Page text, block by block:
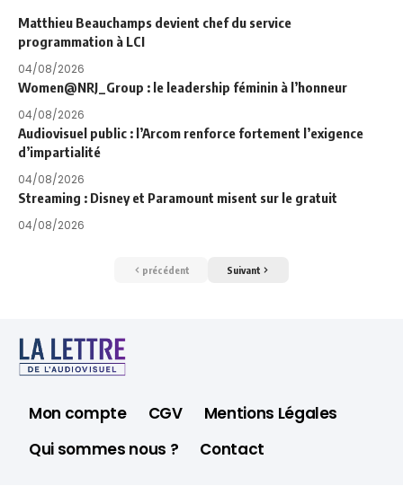
Matthieu Beauchamps devient chef du service
programmation à LCI
04/08/2026
Women@NRJ_Group : le leadership féminin à l’honneur
04/08/2026
Audiovisuel public : l’Arcom renforce fortement l’exigence
d’impartialité
04/08/2026
Streaming : Disney et Paramount misent sur le gratuit
04/08/2026
précédent Suivant
Mon compte CGV
Mentions Légales
Qui sommes nous ?
Contact